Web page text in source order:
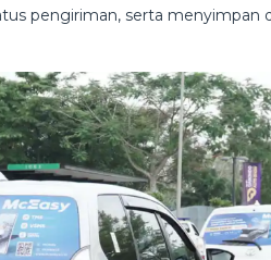
pengiriman, serta menyimpan